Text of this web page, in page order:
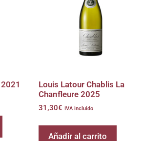
Louis Latour Chablis La
Chanfleure 2025
31,30€ IVA incluido
Añadir al carrito